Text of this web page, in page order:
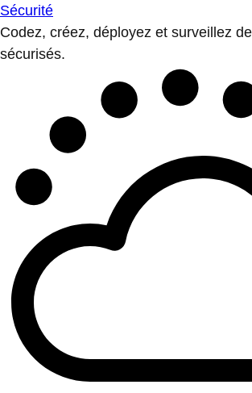
Sécurité
Codez, créez, déployez et surveillez
sécurisés.